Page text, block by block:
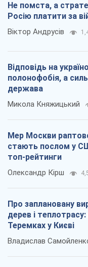
Не помста, а
Росію платити за
Віктор Андрусів
Відповідь на
полонофобія, а
держава
Микола Княжицький
Мер Москви
стають послом у
топ-рейтинги
Олександр Кірш
Про заплановану
дерев і
Теремках у Києві
Владислав